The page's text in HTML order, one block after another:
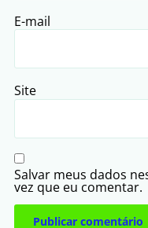
E-mail
Site
Salvar meus dados
vez que eu comentar.